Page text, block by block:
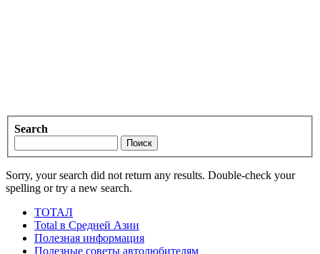
Search
Sorry, your search did not return any results. Double-check your
spelling or try a new search.
ТОТАЛ
Total в Средней Азии
Полезная информация
Полезные советы автолюбителям